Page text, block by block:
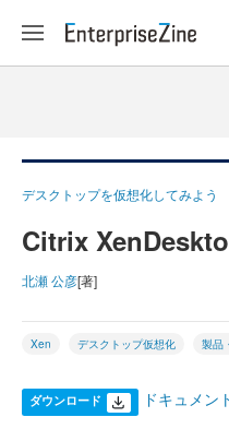
デスクトップを仮想化してみよう
Citrix
北瀬 公彦[著]
Xen デスクトップ仮想化 製品
ダウンロード ドキュメン